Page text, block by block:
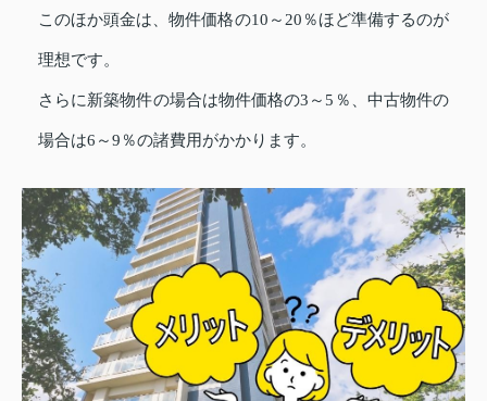
このほか頭金は、物件価格の10～20％ほど準備するのが
理想です。
さらに新築物件の場合は物件価格の3～5％、中古物件の
場合は6～9％の諸費用がかかります。